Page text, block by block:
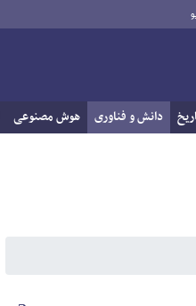
دانش و فناوری هوش مصنوعی